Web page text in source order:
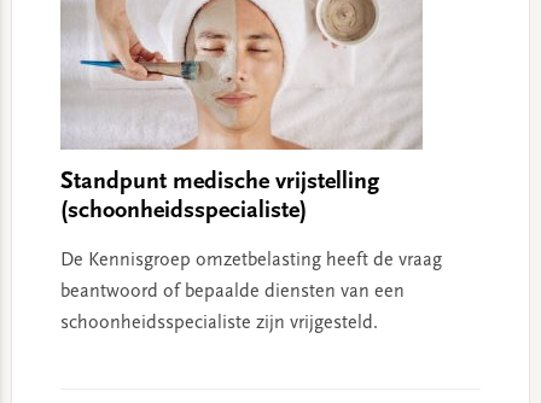
Standpunt medische vrijstelling
(schoonheidsspecialiste)
De Kennisgroep omzetbelasting heeft de vraag
beantwoord of bepaalde diensten van een
schoonheidsspecialiste zijn vrijgesteld.